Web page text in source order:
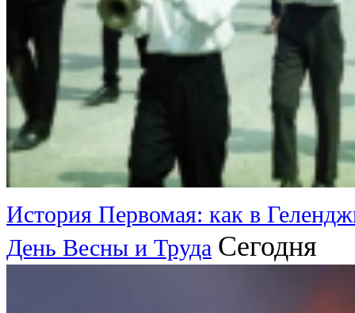
История Первомая: как в
День Весны и Труда Сегодня